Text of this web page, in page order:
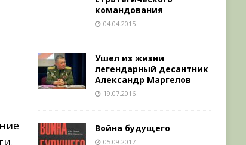
командования
04.04.2015
Ушел из жизни
легендарный десантник
Александр Маргелов
19.07.2016
Война будущего
05.09.2017